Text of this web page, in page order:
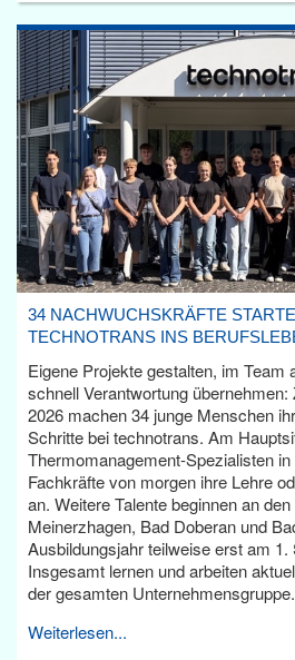
34 NACHWUCHSKRÄFTE
TECHNOTRANS INS
Eigene Projekte gestalten, im Team
schnell Verantwortung
2026 machen 34 junge Menschen
Schritte bei technotrans. Am
Thermomanagement-Spezialisten
Fachkräfte von morgen ihre Lehre
an. Weitere Talente beginnen an
Meinerzhagen, Bad Doberan und
Ausbildungsjahr teilweise erst am 1.
Insgesamt lernen und arbeiten
der gesamten Unternehmensgruppe.
Weiterlesen...